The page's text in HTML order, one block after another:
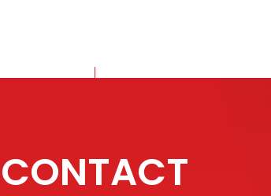
CONTACT